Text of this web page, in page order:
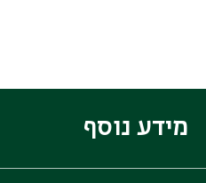
מידע נוסף